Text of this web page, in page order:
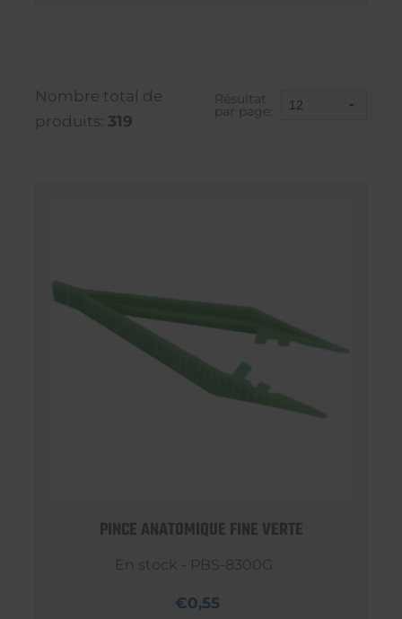
Nombre total de
produits: 319
Résultat
par page:
PINCE ANATOMIQUE FINE VERTE
En stock - PBS-8300G
€0,55